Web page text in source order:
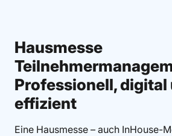
Hausmesse
Professionell, digital
effizient
Eine Hausmesse – auch InHouse-